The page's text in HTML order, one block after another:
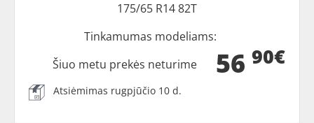
175/65 R14 82T
Tinkamumas modeliams:
56 90€
Šiuo metu prekės neturime
Atsiėmimas rugpjūčio 10 d.